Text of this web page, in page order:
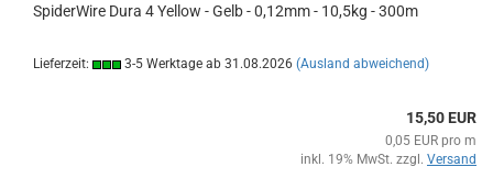
SpiderWire Dura 4 Yellow - Gelb - 0,12mm - 10,5kg - 300m
Lieferzeit: 3-5 Werktage ab 31.08.2026 (Ausland abweichend)
15,50 EUR
0,05 EUR pro m
inkl. 19% MwSt. zzgl. Versand